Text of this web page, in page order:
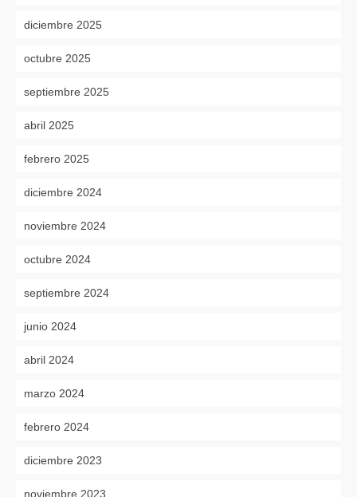
diciembre 2025
octubre 2025
septiembre 2025
abril 2025
febrero 2025
diciembre 2024
noviembre 2024
octubre 2024
septiembre 2024
junio 2024
abril 2024
marzo 2024
febrero 2024
diciembre 2023
noviembre 2023